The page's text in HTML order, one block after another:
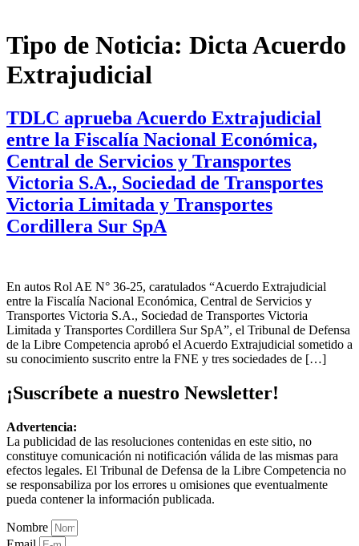
Tipo de Noticia: Dicta Acuerdo
Extrajudicial
TDLC aprueba Acuerdo Extrajudicial
entre la Fiscalía Nacional Económica,
Central de Servicios y Transportes
Victoria S.A., Sociedad de Transportes
Victoria Limitada y Transportes
Cordillera Sur SpA
En autos Rol AE N° 36-25, caratulados “Acuerdo Extrajudicial
entre la Fiscalía Nacional Económica, Central de Servicios y
Transportes Victoria S.A., Sociedad de Transportes Victoria
Limitada y Transportes Cordillera Sur SpA”, el Tribunal de Defensa
de la Libre Competencia aprobó el Acuerdo Extrajudicial sometido a
su conocimiento suscrito entre la FNE y tres sociedades de […]
¡Suscríbete a nuestro Newsletter!
Advertencia:
La publicidad de las resoluciones contenidas en este sitio, no
constituye comunicación ni notificación válida de las mismas para
efectos legales. El Tribunal de Defensa de la Libre Competencia no
se responsabiliza por los errores u omisiones que eventualmente
pueda contener la información publicada.
Nombre